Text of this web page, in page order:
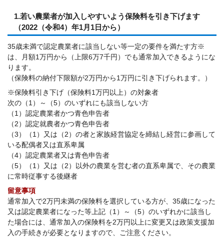
1.若い農業者が加入しやすいよう保険料を引き下げます
（2022（令和4）年1月1日から）
35歳未満で認定農業者に該当しない等一定の要件を満たす方※
は、月額1万円から（上限6万7千円）でも通常加入できるようにな
ります。
（保険料の納付下限額が2万円から1万円に引き下げられます。）
※保険料引き下げ（保険料1万円以上）の対象者
次の（1）～（5）のいずれにも該当しない方
（1）認定農業者かつ青色申告者
（2）認定就農者かつ青色申告者
（3）（1）又は（2）の者と家族経営協定を締結し経営に参画して
いる配偶者又は直系卑属
（4）認定農業者又は青色申告者
（5）（1）又は（2）以外の農業を営む者の直系卑属で、その農業
に常時従事する後継者
留意事項
通常加入で2万円未満の保険料を選択している方が、35歳になった
又は認定農業者になった等上記（1）～（5）のいずれかに該当し
た場合には、通常加入の保険料を2万円以上に変更又は政策支援加
入の手続きが必要となりますので、ご注意ください。